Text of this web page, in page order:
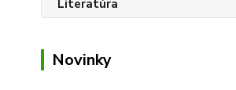
Novinky